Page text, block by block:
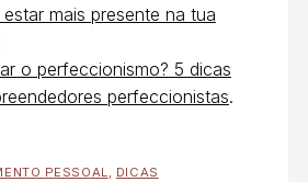
mais presente na tua
o perfeccionismo? 5 dicas
perfeccionistas.
PESSOAL, DICAS